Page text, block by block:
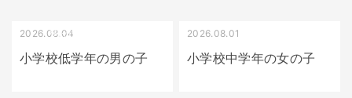
受け口（しゃくれている）
2026.08.04
小学校低学年の男の子
2026.08.01
小学校中学年の女の子